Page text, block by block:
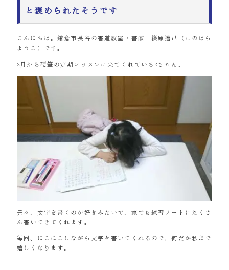
と褒められたそうです
こんにちは。鎌倉市長谷の書道教室・書家 篠原遙己（しのはら
ようこ）です。
2月から硬筆の定期レッスンに来てくれているRちゃん。
元々、文字を書くのが好きみたいで、家でも練習ノートにたくさ
ん書いてきてくれます。
毎回、にこにこしながら文字を書いてくれるので、何だか私まで
嬉しくなります。